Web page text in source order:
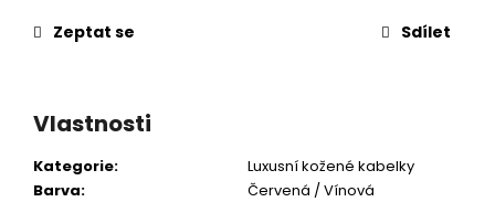
Zeptat se
Sdílet
Vlastnosti
Kategorie:
Luxusní kožené kabelky
Barva:
Červená / Vínová